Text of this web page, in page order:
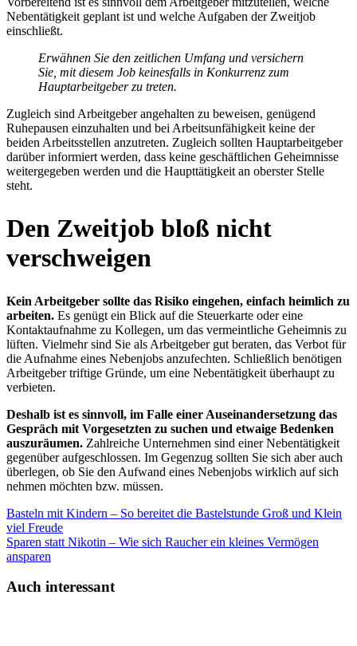
Nebentätigkeit geplant ist und welche Aufgaben der Zweitjob
einschließt.
Erwähnen Sie den zeitlichen Umfang und versichern
Sie, mit diesem Job keinesfalls in Konkurrenz zum
Hauptarbeitgeber zu treten.
Zugleich sind Arbeitgeber angehalten zu beweisen, genügend
Ruhepausen einzuhalten und bei Arbeitsunfähigkeit keine der
beiden Arbeitsstellen anzutreten. Zugleich sollten Hauptarbeitgeber
darüber informiert werden, dass keine geschäftlichen Geheimnisse
weitergegeben werden und die Haupttätigkeit an oberster Stelle
steht.
Den Zweitjob bloß nicht
verschweigen
Kein Arbeitgeber sollte das Risiko eingehen, einfach heimlich zu
arbeiten. Es genügt ein Blick auf die Steuerkarte oder eine
Kontaktaufnahme zu Kollegen, um das vermeintliche Geheimnis zu
lüften. Vielmehr sind Sie als Arbeitgeber gut beraten, das Verbot für
die Aufnahme eines Nebenjobs anzufechten. Schließlich benötigen
Arbeitgeber triftige Gründe, um eine Nebentätigkeit überhaupt zu
verbieten.
Deshalb ist es sinnvoll, im Falle einer Auseinandersetzung das
Gespräch mit Vorgesetzten zu suchen und etwaige Bedenken
auszuräumen. Zahlreiche Unternehmen sind einer Nebentätigkeit
gegenüber aufgeschlossen. Im Gegenzug sollten Sie sich aber auch
überlegen, ob Sie den Aufwand eines Nebenjobs wirklich auf sich
nehmen möchten bzw. müssen.
Basteln mit Kindern – So bereitet die Bastelstunde Groß und Klein
viel Freude
Sparen statt Nikotin – Wie sich Raucher ein kleines Vermögen
ansparen
Auch interessant